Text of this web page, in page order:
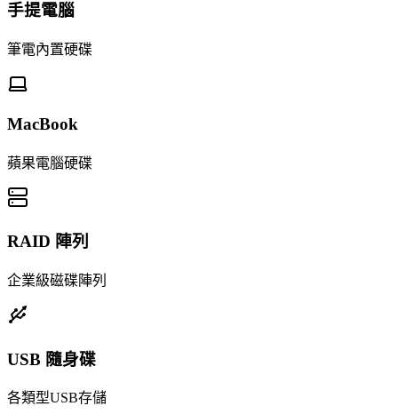
手提電腦
筆電內置硬碟
MacBook
蘋果電腦硬碟
RAID 陣列
企業級磁碟陣列
USB 隨身碟
各類型USB存儲